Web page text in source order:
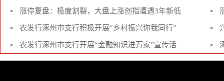
涨停复盘：极度割裂，大盘上涨创指遭遇3年新低
农发行涿州市支行积极开展“乡村振兴你我同行”
农发行涿州市支行开展“金融知识进万家”宣传活